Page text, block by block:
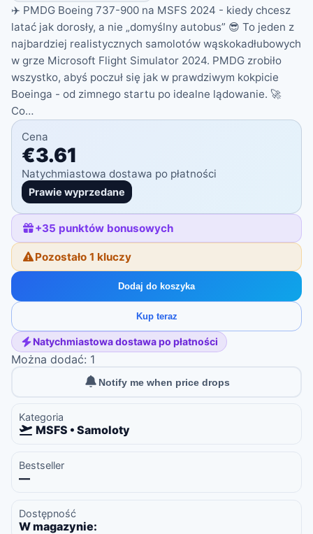
✈️ PMDG Boeing 737-900 na MSFS 2024 - kiedy chcesz
latać jak dorosły, a nie „domyślny autobus” 😎 To jeden z
najbardziej realistycznych samolotów wąskokadłubowych
w grze Microsoft Flight Simulator 2024. PMDG zrobiło
wszystko, abyś poczuł się jak w prawdziwym kokpicie
Boeinga - od zimnego startu po idealne lądowanie. 🚀
Co…
Cena
€3.61
Natychmiastowa dostawa po płatności
Prawie wyprzedane
+35 punktów bonusowych
Pozostało 1 kluczy
Dodaj do koszyka
Kup teraz
Natychmiastowa dostawa po płatności
Można dodać: 1
Notify me when price drops
Kategoria
MSFS • Samoloty
Bestseller
—
Dostępność
W magazynie: